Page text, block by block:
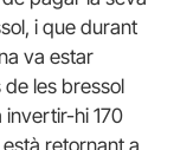
i que durant
va estar
les bressol
invertir-hi 170